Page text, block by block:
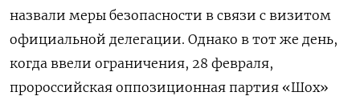
назвали меры безопасности в связи с визитом
официальной делегации. Однако в тот же день,
когда ввели ограничения, 28 февраля,
пророссийская оппозиционная партия «Шох»